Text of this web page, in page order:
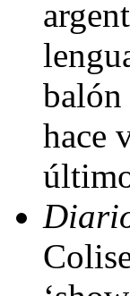
balón
hace